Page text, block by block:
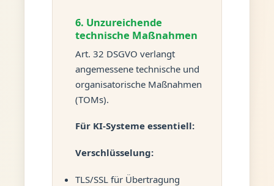
6. Unzureichende
technische Maßnahmen
Art. 32 DSGVO verlangt
angemessene technische und
organisatorische Maßnahmen
(TOMs).
Für KI-Systeme essentiell:
Verschlüsselung:
TLS/SSL für Übertragung